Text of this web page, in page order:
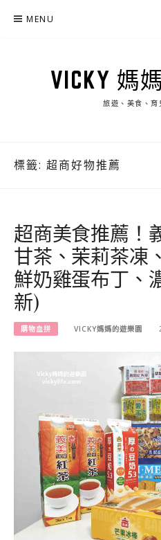
MENU
VICKY 媽
旅遊、美食、育
標籤: 超商好物推薦
超商美食推薦！
甘茶、茉莉茶凍
鮮奶雞蛋布丁、
新)
購物血拼 VICKY媽媽的遊樂園